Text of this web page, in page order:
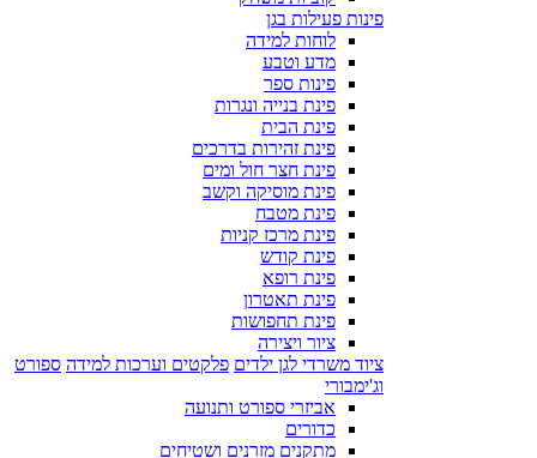
פינות פעילות בגן
לוחות למידה
מדע וטבע
פינות ספר
פינת בנייה ונגרות
פינת הבית
פינת זהירות בדרכים
פינת חצר חול ומים
פינת מוסיקה וקשב
פינת מטבח
פינת מרכז קניות
פינת קודש
פינת רופא
פינת תאטרון
פינת תחפושות
ציור ויצירה
ציוד משרדי לגן ילדים פלקטים וערכות למידה ספורט
וג'ימבורי
אביזרי ספורט ותנועה
כדורים
מתקנים מזרנים ושטיחים